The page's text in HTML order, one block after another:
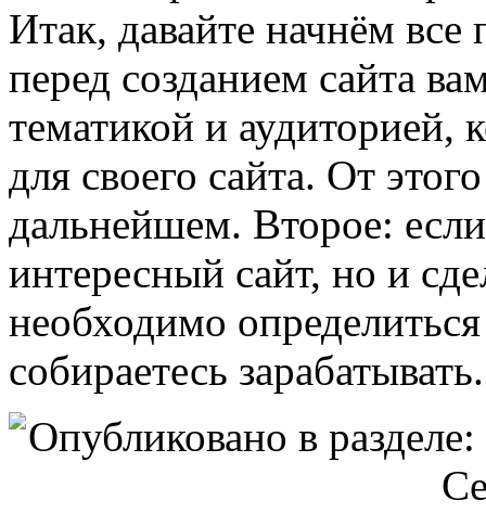
Итак, давайте начнём
перед созданием сайта
тематикой и аудиторией,
для своего сайта. От
дальнейшем. Второе:
интересный сайт, но и
необходимо
собираетесь зарабатывать.